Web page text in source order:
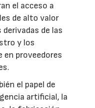
el acceso a
de alto valor
de las
y los
proveedores
el papel de
artificial, la